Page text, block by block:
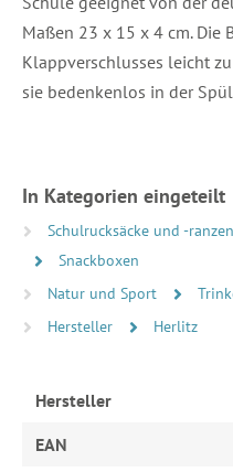
Maßen 23 x 15 x 4 cm. Die
Klappverschlusses leicht
sie bedenkenlos in der
In Kategorien eingeteilt
Schulrucksäcke und -ranzen
Snackboxen
Natur und Sport
Hersteller
Herlitz
Hersteller
EAN